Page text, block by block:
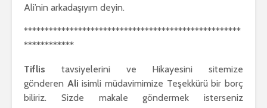
Ali’nin arkadaşıyım deyin.
****************************************************
************
Tiflis tavsiyelerini ve Hikayesini sitemize
gönderen Ali isimli müdavimimize Teşekkürü bir borç
biliriz. Sizde makale göndermek isterseniz